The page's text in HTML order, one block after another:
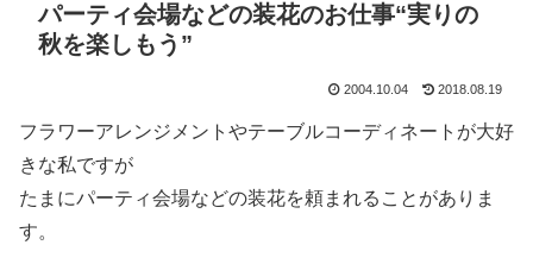
パーティ会場などの装花のお仕事“実りの
秋を楽しもう”
2004.10.04 2018.08.19
フラワーアレンジメントやテーブルコーディネートが大好
きな私ですが
たまにパーティ会場などの装花を頼まれることがありま
す。